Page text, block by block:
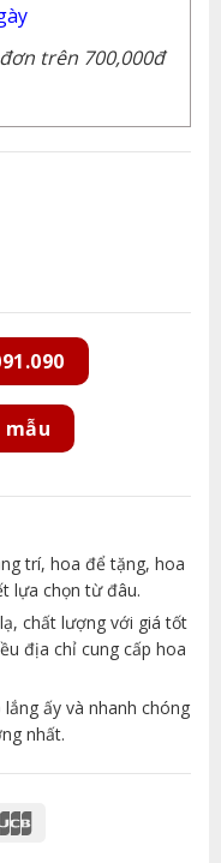
trên 700,000đ
lượng
mẫu
trí, hoa để tặng, hoa
lựa chọn từ đâu.
chất lượng với giá tốt
địa chỉ cung cấp hoa
ấy và nhanh chóng
nhất.